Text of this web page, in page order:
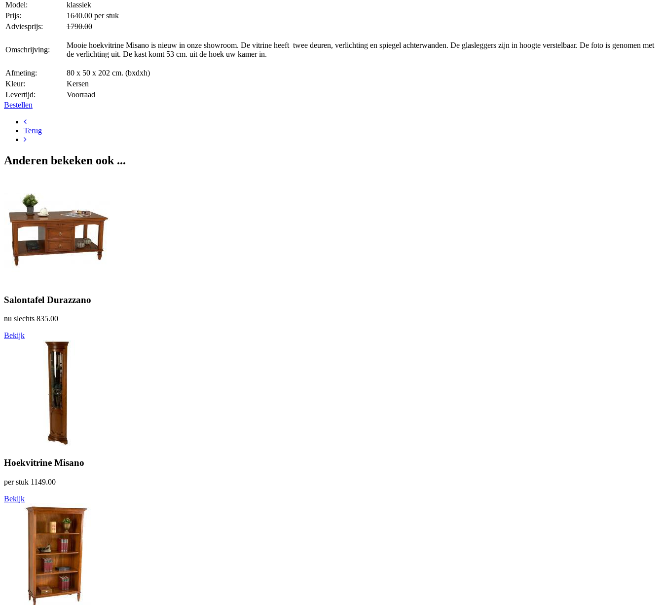
Model:
klassiek
Prijs:
1640.00 per stuk
Adviesprijs:
1790.00
Omschrijving:
Mooie hoekvitrine Misano is nieuw in onze showroom. De vitrine heeft twee deuren, verlichting en spiegel achterwanden. De glasleggers zijn in hoogte verstelbaar. De foto is genomen met
de verlichting uit. De kast komt 53 cm. uit de hoek uw kamer in.
Afmeting:
80 x 50 x 202 cm. (bxdxh)
Kleur:
Kersen
Levertijd:
Voorraad
Bestellen
Terug
Anderen bekeken ook ...
Salontafel Durazzano
nu slechts 835.00
Bekijk
Hoekvitrine Misano
per stuk 1149.00
Bekijk